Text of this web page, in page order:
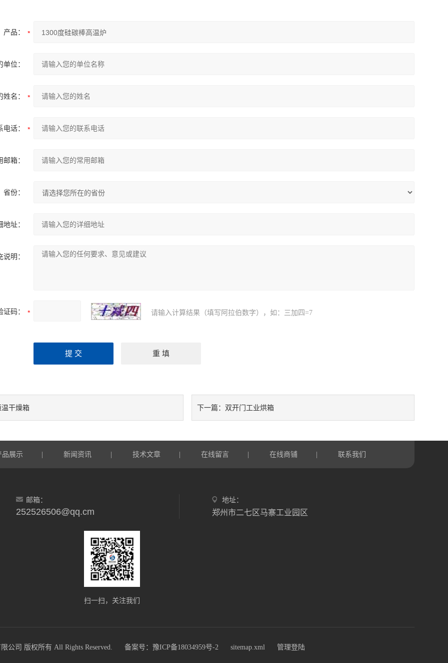
产品：
单位：
姓名：
电话：
邮箱：
省份：
地址：
说明：
证码： 请输入计算结果（填写阿拉伯数字），如：三加四=7
温干燥箱 下一篇： 双开门工业烘箱
品展示 新闻资讯 技术文章 在线留言 在线商铺 联系我们
邮箱：
252526506@qq.cm
地址：
郑州市二七区马寨工业园区
扫一扫，关注我们
公司 版权所有 All Rights Reserved. 备案号：豫ICP备18034959号-2 sitemap.xml 管理登陆